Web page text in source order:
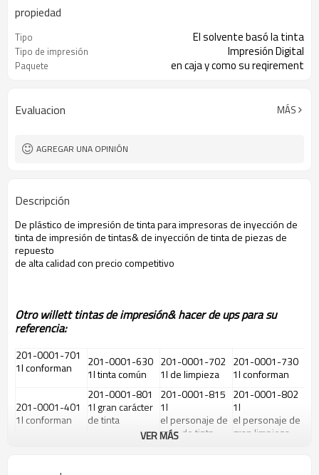
propiedad
Tipo El solvente basó la tinta
Tipo de impresión Impresión Digital
Paquete en caja y como su reqirement
Evaluacion MÁS
AGREGAR UNA OPINIÓN
Descripción
De plástico de impresión de tinta para impresoras de inyección de
tinta de impresión de tintas& de inyección de tinta de piezas de
repuesto
de alta calidad con precio competitivo
Otro willett tintas de impresión& hacer de ups para su
referencia:
201-0001-701
1l conforman
201-0001-630
1l tinta común
201-0001-702
1l de limpieza
201-0001-730
1l conforman
201-0001-401
1l conforman
201-0001-801
1l gran carácter
de tinta
201-0001-815
1l
el personaje de
gran de tinta
201-0001-802
1l
el personaje de
gran limpieza
VER MÁS